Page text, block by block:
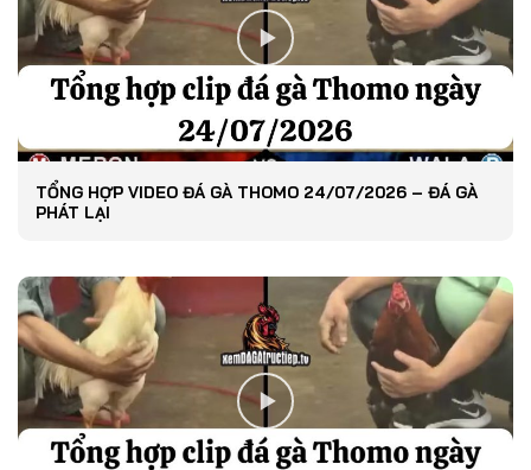
TỔNG HỢP VIDEO ĐÁ GÀ THOMO 24/07/2026 – ĐÁ GÀ
PHÁT LẠI